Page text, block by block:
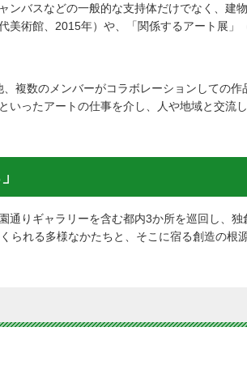
バスなどの一般的な支持体だけでなく、建
美術館、2015年）や、「関係するアート展」
複数のメンバーがコラボレーションしての作
ったアートの仕事を介し、人や地域と交流
りギャラリーを含む都内3か所を巡回し、独
られる多様なかたちと、そこに宿る創造の根